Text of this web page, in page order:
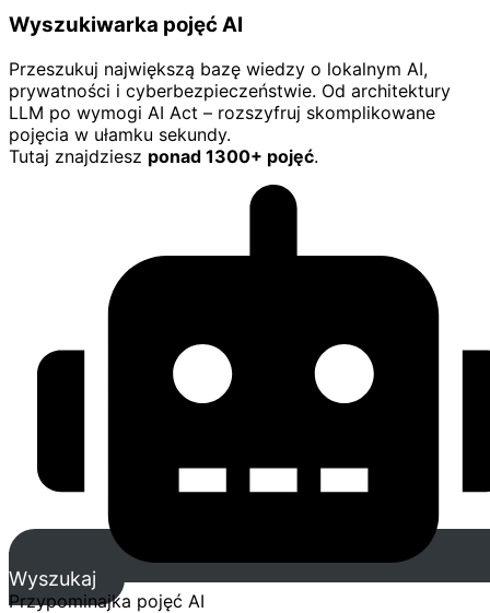
Wyszukiwarka pojęć AI
Przeszukuj największą bazę wiedzy o lokalnym AI,
prywatności i cyberbezpieczeństwie. Od architektury
LLM po wymogi AI Act – rozszyfruj skomplikowane
pojęcia w ułamku sekundy.
Tutaj znajdziesz ponad 1300+ pojęć.
Wyszukaj
Przypominajka pojęć AI